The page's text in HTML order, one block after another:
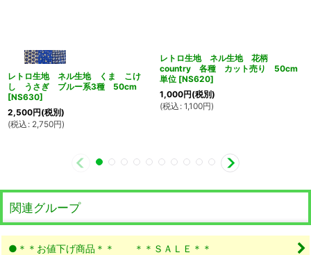
レトロ生地 ネル生地 くま こけ
し うさぎ ブルー系3種 50cm
[NS630]
2,500円(税別)
(税込 : 2,750円)
レトロ生地 ネル生地 花柄
country 各種 カット売り 50cm
単位 [NS620]
1,000円(税別)
(税込 : 1,100円)
関連グループ
●＊＊お値下げ商品＊＊ ＊＊ＳＡＬＥ＊＊